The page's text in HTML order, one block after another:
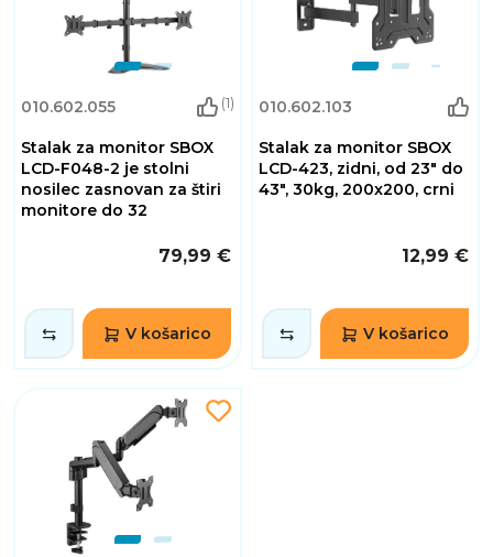
010.602.055 (1)
Stalak za monitor SBOX
LCD-F048-2 je stolni
nosilec zasnovan za štiri
monitore do 32
79,99 €
V košarico
010.602.103
Stalak za monitor SBOX
LCD-423, zidni, od 23" do
43", 30kg, 200x200, crni
12,99 €
V košarico